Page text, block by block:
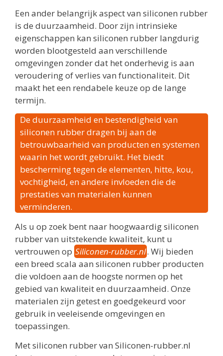
Een ander belangrijk aspect van siliconen rubber
is de duurzaamheid. Door zijn intrinsieke
eigenschappen kan siliconen rubber langdurig
worden blootgesteld aan verschillende
omgevingen zonder dat het onderhevig is aan
veroudering of verlies van functionaliteit. Dit
maakt het een rendabele keuze op de lange
termijn.
De duurzaamheid en bestendigheid van
siliconen rubber dragen bij aan de
betrouwbaarheid van producten en systemen
waarin het wordt gebruikt. Het biedt
bescherming tegen de elementen, hitte, kou,
vochtigheid, en andere invloeden die de
prestaties van materialen kunnen
verminderen.
Als u op zoek bent naar hoogwaardig siliconen
rubber van uitstekende kwaliteit, kunt u
vertrouwen op Siliconen-rubber.nl. Wij bieden
een breed scala aan siliconen rubber producten
die voldoen aan de hoogste normen op het
gebied van kwaliteit en duurzaamheid. Onze
materialen zijn getest en goedgekeurd voor
gebruik in veeleisende omgevingen en
toepassingen.
Met siliconen rubber van Siliconen-rubber.nl